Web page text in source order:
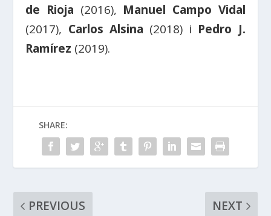
de Rioja (2016), Manuel Campo Vidal
(2017), Carlos Alsina (2018) i Pedro J.
Ramírez (2019).
SHARE:
PREVIOUS NEXT